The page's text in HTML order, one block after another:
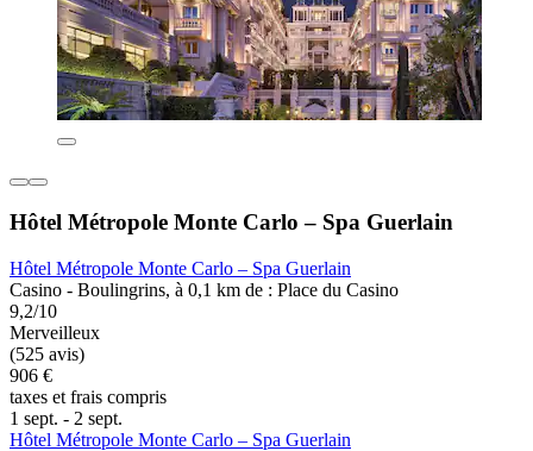
Hôtel Métropole Monte Carlo – Spa Guerlain
Hôtel Métropole Monte Carlo – Spa Guerlain
Casino - Boulingrins, à 0,1 km de : Place du Casino
9,2/10
Merveilleux
(525 avis)
906 €
taxes et frais compris
1 sept. - 2 sept.
Hôtel Métropole Monte Carlo – Spa Guerlain